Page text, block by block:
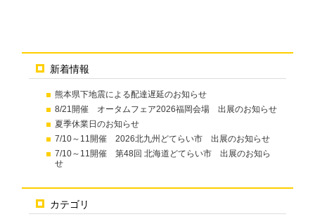
新着情報
熊本県下地震による配達遅延のお知らせ
8/21開催 オータムフェア2026福岡会場 出展のお知らせ
夏季休業日のお知らせ
7/10～11開催 2026北九州どてらい市 出展のお知らせ
7/10～11開催 第48回 北海道どてらい市 出展のお知ら
せ
カテゴリ